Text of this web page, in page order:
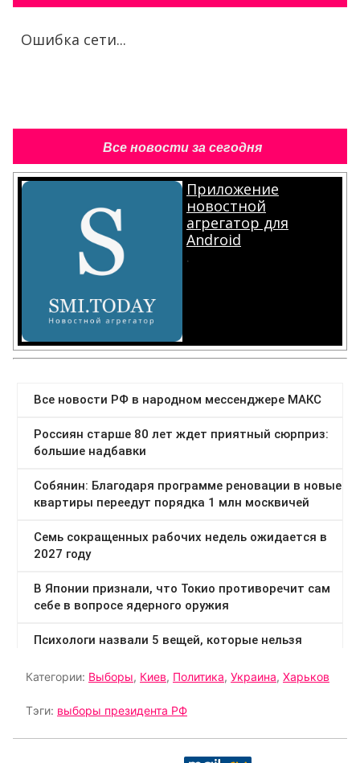
Ошибка сети...
Все новости за сегодня
Приложение
новостной
агрегатор для
Android
.
Категории: Выборы, Киев, Политика, Украина, Харьков
Тэги: выборы президента РФ